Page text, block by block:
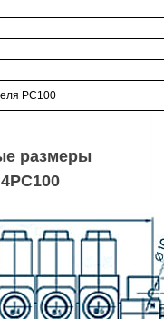
РС100
размеры
4РС100